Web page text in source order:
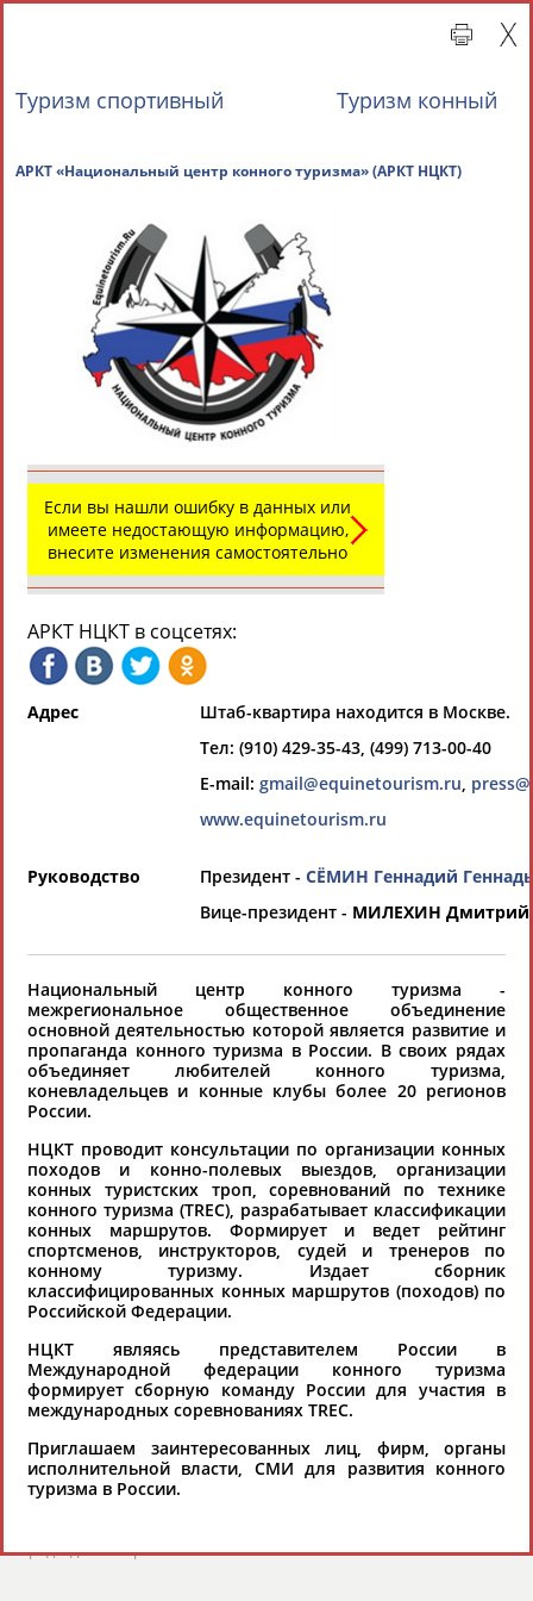
Просмотры
материалов
Всероссийские спортивные организации
СВОДНЫЕ ИНДЕКСЫ
ТАБЛО АКТИВНОСТИ
РЕСУРСНАЯ ПЛОЩАДКА
Всероссийские спортивные организации
Выберите другой тип организаций
Органы управления, федерации,
Если вы решили разместить информацию о
хорошо известной вам спортивной
организации или обнаружили какую-либо
ошибку в уже опубликованных данных и
хотите ее исправить, пожалуйста, вы можете
это сделать самостоятельно
Результаты поиска: 207 организаций
100 последних изменений
Автономная некоммерческая организация по спортивно-
оздоровительной работе «Атом-спорт» (АНО «Атом-
спорт»)
123098, г. Москва, ул. Живописная, 21
Тел.: (495) 947-27-96, 947-40-51, 947-40-51
Факс: (495) 947-19-65
Email:atom-sport@list.ru
Председатель правления - ТЕРЕНТЬЕВА Татьяна Анатольевна
Туризм cпортивный Туризм конный
АРКТ «Национальный центр конного туризма»
Если вы нашли ошибку в данных или
имеете недостающую информацию,
внесите изменения самостоятельно
АРКТ НЦКТ в соцсетях:
Адрес
Штаб-квартира находится в Москве.
Тел: (910) 429-35-43, (499) 713-00-40
E-mail: gmail@equinetourism.ru,
www.equinetourism.ru
Руководство Президент - СЁМИН Геннадий
Вице-президент - МИЛЕХИН Дмитрий
Национальный центр конного туризма -
межрегиональное общественное объединение
основной деятельностью которой является развитие и
пропаганда конного туризма в России. В своих рядах
объединяет любителей конного туризма,
коневладельцев и конные клубы более 20 регионов
России.
НЦКТ проводит консультации по организации конных
походов и конно-полевых выездов, организации
конных туристских троп, соревнований по технике
конного туризма (TREC), разрабатывает классификации
конных маршрутов. Формирует и ведет рейтинг
спортсменов, инструкторов, судей и тренеров по
конному туризму. Издает сборник
классифицированных конных маршрутов (походов) по
Российской Федерации.
НЦКТ являясь представителем России в
Международной федерации конного туризма
формирует сборную команду России для участия в
международных соревнованиях TREC.
Приглашаем заинтересованных лиц, фирм, органы
исполнительной власти, СМИ для развития конного
туризма в России.